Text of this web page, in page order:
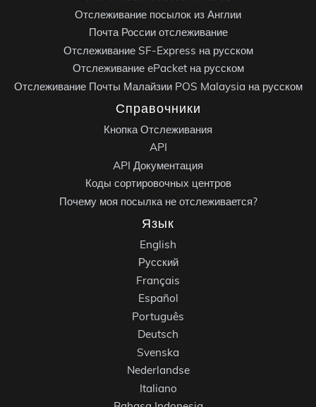
Отслеживание посылок из Англии
Почта России отслеживание
Отслеживание SF-Express на русском
Отслеживание ePacket на русском
Отслеживание Почты Малайзии POS Malaysia на русском
Справочники
Кнопка Отслеживания
API
API Документация
Коды сортировочных центров
Почему моя посылка не отслеживается?
Язык
English
Русский
Français
Español
Português
Deutsch
Svenska
Nederlandse
Italiano